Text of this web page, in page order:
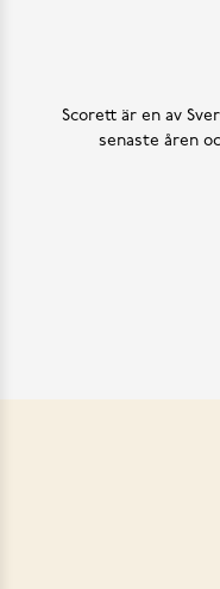
Scorett är en av
senaste åren